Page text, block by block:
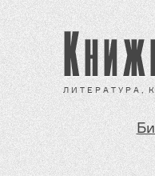
Л И Т Е Р А Т У Р А